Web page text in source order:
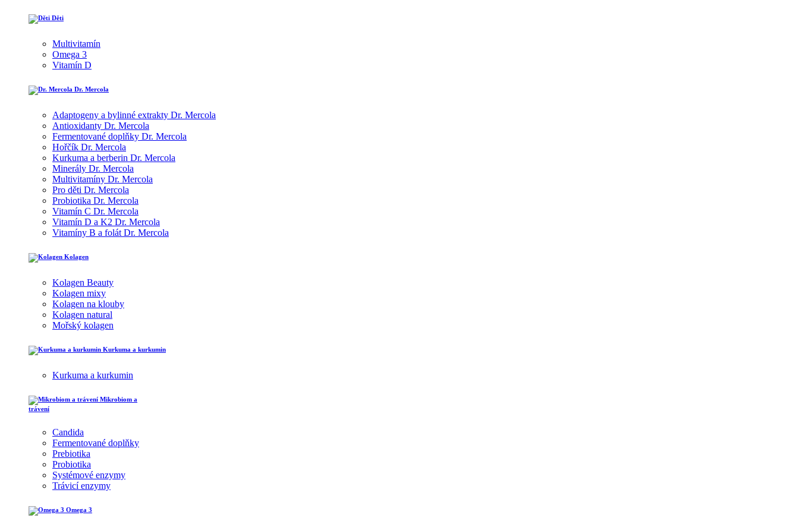
Děti
Multivitamín
Omega 3
Vitamín D
Dr. Mercola
Adaptogeny a bylinné extrakty Dr. Mercola
Antioxidanty Dr. Mercola
Fermentované doplňky Dr. Mercola
Hořčík Dr. Mercola
Kurkuma a berberin Dr. Mercola
Minerály Dr. Mercola
Multivitamíny Dr. Mercola
Pro děti Dr. Mercola
Probiotika Dr. Mercola
Vitamín C Dr. Mercola
Vitamín D a K2 Dr. Mercola
Vitamíny B a folát Dr. Mercola
Kolagen
Kolagen Beauty
Kolagen mixy
Kolagen na klouby
Kolagen natural
Mořský kolagen
Kurkuma a kurkumin
Kurkuma a kurkumin
Mikrobiom a
trávení
Candida
Fermentované doplňky
Prebiotika
Probiotika
Systémové enzymy
Trávicí enzymy
Omega 3